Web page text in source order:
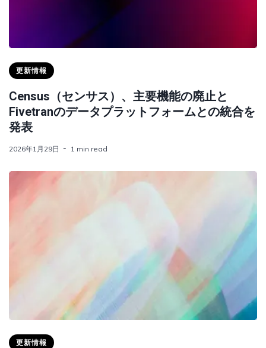
更新情報
Census（センサス）、主要機能の廃止と
Fivetranのデータプラットフォームとの統合を
発表
2026年1月29日 1 min read
更新情報